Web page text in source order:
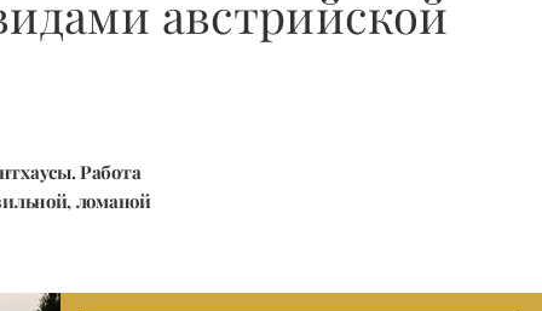
австрийской
Работа
ломаной